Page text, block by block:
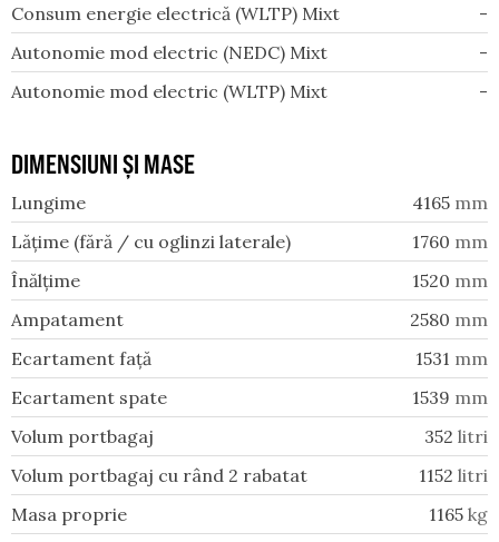
Consum energie electrică (WLTP) Mixt
-
Autonomie mod electric (NEDC) Mixt
-
Autonomie mod electric (WLTP) Mixt
-
DIMENSIUNI ȘI MASE
Lungime 4165 mm
Lățime (fără / cu oglinzi laterale)
1760 mm
Înălțime
1520 mm
Ampatament
2580 mm
Ecartament față
1531 mm
Ecartament spate
1539 mm
Volum portbagaj
352 litri
Volum portbagaj cu rând 2 rabatat
1152 litri
Masa proprie
1165 kg